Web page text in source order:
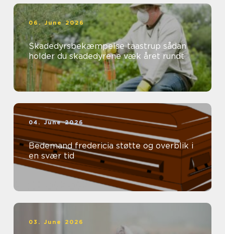
06. June 2026
Skadedyrsbekæmpelse taastrup sådan
holder du skadedyrene væk året rundt
04. June 2026
Bedemand fredericia støtte og overblik i
en svær tid
03. June 2026